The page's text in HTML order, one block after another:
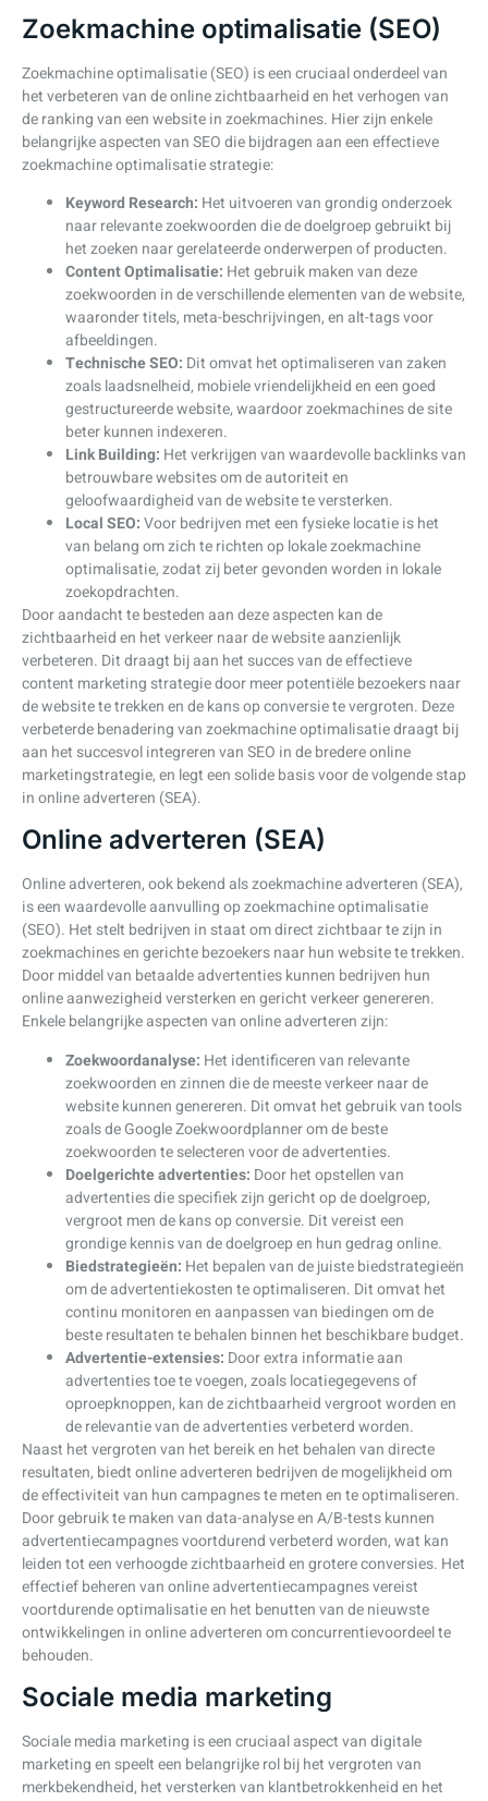
Zoekmachine optimalisatie (SEO)
Zoekmachine optimalisatie (SEO) is een cruciaal onderdeel van
het verbeteren van de online zichtbaarheid en het verhogen van
de ranking van een website in zoekmachines. Hier zijn enkele
belangrijke aspecten van SEO die bijdragen aan een effectieve
zoekmachine optimalisatie strategie:
Keyword Research: Het uitvoeren van grondig onderzoek
naar relevante zoekwoorden die de doelgroep gebruikt bij
het zoeken naar gerelateerde onderwerpen of producten.
Content Optimalisatie: Het gebruik maken van deze
zoekwoorden in de verschillende elementen van de website,
waaronder titels, meta-beschrijvingen, en alt-tags voor
afbeeldingen.
Technische SEO: Dit omvat het optimaliseren van zaken
zoals laadsnelheid, mobiele vriendelijkheid en een goed
gestructureerde website, waardoor zoekmachines de site
beter kunnen indexeren.
Link Building: Het verkrijgen van waardevolle backlinks van
betrouwbare websites om de autoriteit en
geloofwaardigheid van de website te versterken.
Local SEO:Voor bedrijven met een fysieke locatie is het
van belang om zich te richten op lokale zoekmachine
optimalisatie, zodat zij beter gevonden worden in lokale
zoekopdrachten.
Door aandacht te besteden aan deze aspecten kan de
zichtbaarheid en het verkeer naar de website aanzienlijk
verbeteren. Dit draagt bij aan het succes van de effectieve
content marketing strategie door meer potentiële bezoekers naar
de website te trekken en de kans op conversie te vergroten. Deze
verbeterde benadering van zoekmachine optimalisatie draagt bij
aan het succesvol integreren van SEO in de bredere online
marketingstrategie, en legt een solide basis voor de volgende stap
in online adverteren (SEA).
Online adverteren (SEA)
Online adverteren, ook bekend als zoekmachine adverteren (SEA),
is een waardevolle aanvulling op zoekmachine optimalisatie
(SEO). Het stelt bedrijven in staat om direct zichtbaar te zijn in
zoekmachines en gerichte bezoekers naar hun website te trekken.
Door middel van betaalde advertenties kunnen bedrijven hun
online aanwezigheid versterken en gericht verkeer genereren.
Enkele belangrijke aspecten van online adverteren zijn:
Zoekwoordanalyse: Het identificeren van relevante
zoekwoorden en zinnen die de meeste verkeer naar de
website kunnen genereren. Dit omvat het gebruik van tools
zoals de Google Zoekwoordplanner om de beste
zoekwoorden te selecteren voor de advertenties.
Doelgerichte advertenties: Door het opstellen van
advertenties die specifiek zijn gericht op de doelgroep,
vergroot men de kans op conversie. Dit vereist een
grondige kennis van de doelgroep en hun gedrag online.
Biedstrategieën: Het bepalen van de juiste biedstrategieën
om de advertentiekosten te optimaliseren. Dit omvat het
continu monitoren en aanpassen van biedingen om de
beste resultaten te behalen binnen het beschikbare budget.
Advertentie-extensies: Door extra informatie aan
advertenties toe te voegen, zoals locatiegegevens of
oproepknoppen, kan de zichtbaarheid vergroot worden en
de relevantie van de advertenties verbeterd worden.
Naast het vergroten van het bereik en het behalen van directe
resultaten, biedt online adverteren bedrijven de mogelijkheid om
de effectiviteit van hun campagnes te meten en te optimaliseren.
Door gebruik te maken van data-analyse en A/B-tests kunnen
advertentiecampagnes voortdurend verbeterd worden, wat kan
leiden tot een verhoogde zichtbaarheid en grotere conversies. Het
effectief beheren van online advertentiecampagnes vereist
voortdurende optimalisatie en het benutten van de nieuwste
ontwikkelingen in online adverteren om concurrentievoordeel te
behouden.
Sociale media marketing
Sociale media marketing is een cruciaal aspect van digitale
marketing en speelt een belangrijke rol bij het vergroten van
merkbekendheid, het versterken van klantbetrokkenheid en het